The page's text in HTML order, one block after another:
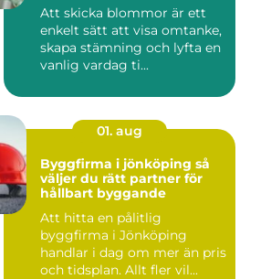
Att skicka blommor är ett
enkelt sätt att visa omtanke,
skapa stämning och lyfta en
vanlig vardag ti...
01. aug
Byggfirma i jönköping så
väljer du rätt partner för
hållbart byggande
Att hitta en pålitlig
byggfirma i Jönköping
handlar i dag om mer än pris
och tidsplan. Allt fler vil...